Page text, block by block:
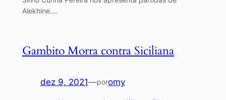
Alekhine.…
Gambito Morra contra Siciliana
dez 9, 2021—poromy